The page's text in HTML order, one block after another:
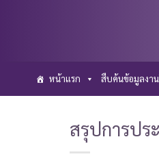
หน้าแรก สืบค้นข้อมูลงา
สรุปการป